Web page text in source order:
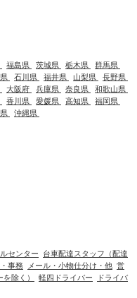
福島県 茨城県 栃木県
群馬県
石川県 福井県 山梨県
長野県
大阪府 兵庫県 奈良県
和歌山県
香川県 愛媛県 高知県
福岡県
沖縄県
センター
台車配達スタッフ（配達
事務 メール・小物仕分け・他 営
除く） 軽四ドライバー
ドライバ